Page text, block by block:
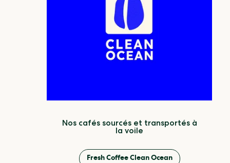
Nos cafés sourcés et transportés à
la voile
Fresh Coffee Clean Ocean